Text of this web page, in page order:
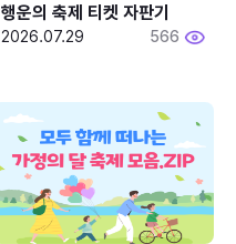
행운의 축제 티켓 자판기
2026.07.29 566